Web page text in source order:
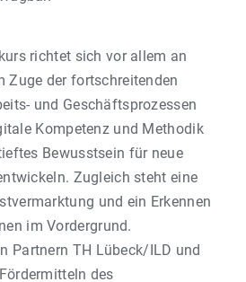
richtet sich vor allem an
Zuge der fortschreitenden
und Geschäftsprozessen
Kompetenz und Methodik
Bewusstsein für neue
Zugleich steht eine
und ein Erkennen
im Vordergrund.
Partnern TH Lübeck/ILD und
des